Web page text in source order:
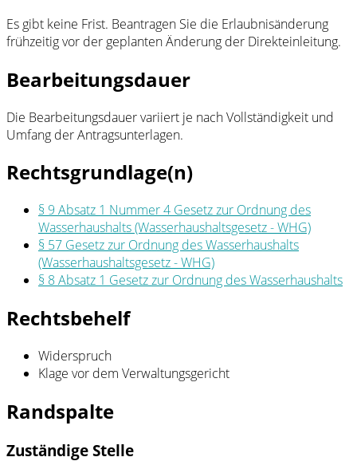
Es gibt keine Frist. Beantragen Sie die Erlaubnisänderung
frühzeitig vor der geplanten Änderung der Direkteinleitung.
Bearbeitungsdauer
Die Bearbeitungsdauer variiert je nach Vollständigkeit und
Umfang der Antragsunterlagen.
Rechtsgrundlage(n)
§ 9 Absatz 1 Nummer 4 Gesetz zur Ordnung des
Wasserhaushalts (Wasserhaushaltsgesetz - WHG)
§ 57 Gesetz zur Ordnung des Wasserhaushalts
(Wasserhaushaltsgesetz - WHG)
§ 8 Absatz 1 Gesetz zur Ordnung des Wasserhaushalts
Rechtsbehelf
Widerspruch
Klage vor dem Verwaltungsgericht
Randspalte
Zuständige Stelle